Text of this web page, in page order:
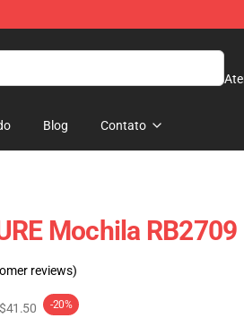
Blog Contato
Mochila RB2709
reviews)
$41.50 -20%